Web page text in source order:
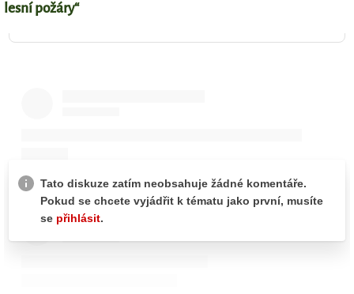
lesní požáry“